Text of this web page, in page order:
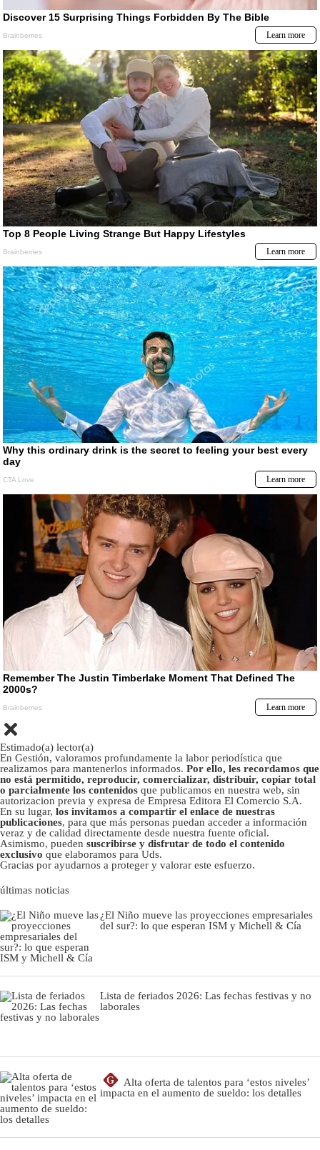
Estimado(a) lector(a)
En Gestión, valoramos profundamente la labor periodística que
realizamos para mantenerlos informados. Por ello, les recordamos que
no está permitido, reproducir, comercializar, distribuir, copiar total
o parcialmente los contenidos que publicamos en nuestra web, sin
autorizacion previa y expresa de Empresa Editora El Comercio S.A.
En su lugar, los invitamos a compartir el enlace de nuestras
publicaciones, para que más personas puedan acceder a información
veraz y de calidad directamente desde nuestra fuente oficial.
Asimismo, pueden suscribirse y disfrutar de todo el contenido
exclusivo que elaboramos para Uds.
Gracias por ayudarnos a proteger y valorar este esfuerzo.
últimas noticias
¿El Niño mueve las proyecciones empresariales
del sur?: lo que esperan ISM y Michell & Cía
Lista de feriados 2026: Las fechas festivas y no
laborales
G
Alta oferta de talentos para ‘estos niveles’
impacta en el aumento de sueldo: los detalles